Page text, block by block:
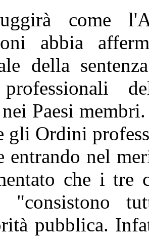
come
abbia
della
Paesi
gli Ordini
entrando nel
che i tre
"consistono
pubblica.